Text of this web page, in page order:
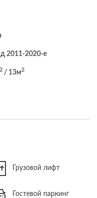
2011-2020-е
2 / 13м2
Грузовой лифт
Гостевой паркинг